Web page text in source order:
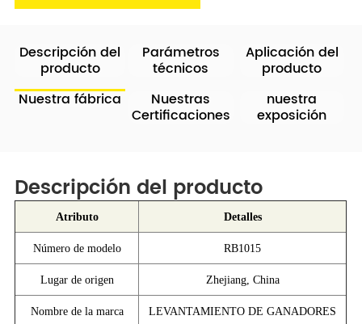
Descripción del
producto
Parámetros
técnicos
Aplicación del
producto
Nuestra fábrica
Nuestras
Certificaciones
nuestra
exposición
Descripción del producto
Atributo Detalles
Número de modelo RB1015
Lugar de origen Zhejiang, China
Nombre de la marca LEVANTAMIENTO DE GANADORES